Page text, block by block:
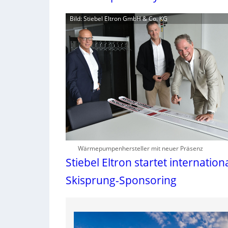
Bild: Stiebel Eltron GmbH & Co. KG
Wärmepumpenhersteller mit neuer Präsenz
Stiebel Eltron startet
Skisprung-Sponsoring